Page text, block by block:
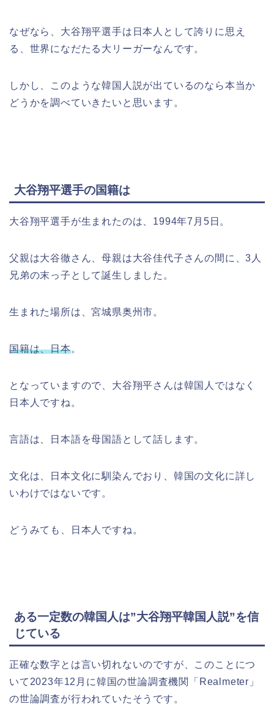
なぜなら、大谷翔平選手は日本人として誇りに思え
る、世界になだたる大リーガーなんです。
しかし、このような韓国人説が出ているのなら本当か
どうかを調べていきたいと思います。
大谷翔平選手の国籍は
大谷翔平選手が生まれたのは、1994年7月5日。
父親は大谷徹さん、母親は大谷佳代子さんの間に、3人
兄弟の末っ子として誕生しました。
生まれた場所は、宮城県奥州市。
国籍は、日本。
となっていますので、大谷翔平さんは韓国人ではなく
日本人ですね。
言語は、日本語を母国語として話します。
文化は、日本文化に馴染んでおり、韓国の文化に詳し
いわけではないです。
どうみても、日本人ですね。
ある一定数の韓国人は”大谷翔平韓国人説”を信
じている
正確な数字とは言い切れないのですが、このことにつ
いて2023年12月に韓国の世論調査機関「Realmeter」
の世論調査が行われていたそうです。